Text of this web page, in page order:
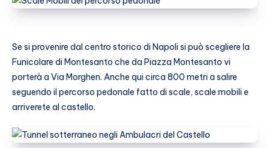
Se si provenire dal centro storico di Napoli si può scegliere la
Funicolare di Montesanto che da Piazza Montesanto vi
porterà a Via Morghen. Anche qui circa 800 metri a salire
seguendo il percorso pedonale fatto di scale, scale mobili e
arriverete al castello.